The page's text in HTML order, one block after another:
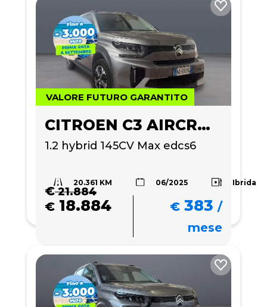
VALORE FUTURO GARANTITO
CITROEN C3 AIRCROSS
1.2 hybrid 145CV Max edcs6
20.361 KM 06/2025 Ibrida
€21.884
€ 18.884 € 383 /
mese